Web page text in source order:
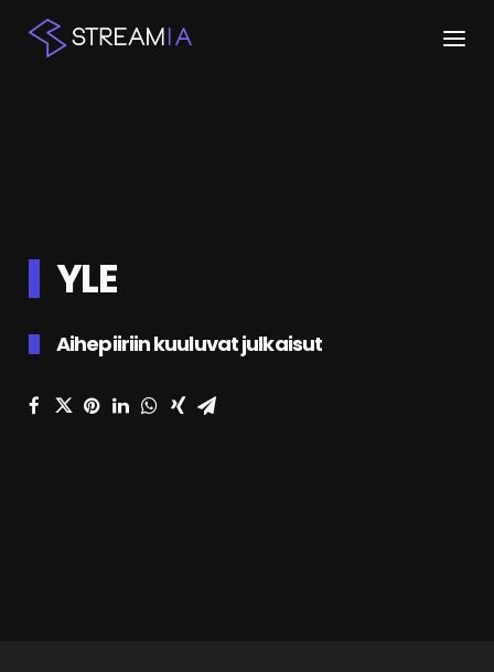
KESKUSTELU
HAKU
YLE
Aihepiiriin kuuluvat julkaisut